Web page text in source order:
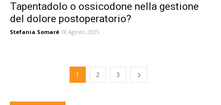
Tapentadolo o ossicodone nella gestione
del dolore postoperatorio?
Stefania Somaré 18 Agosto 2025
1 2 3